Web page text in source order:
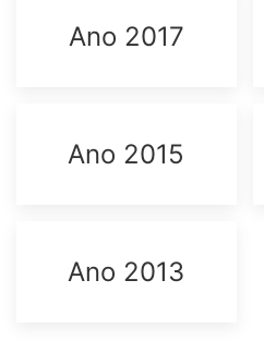
Ano 2017
Ano 2015
Ano 2013